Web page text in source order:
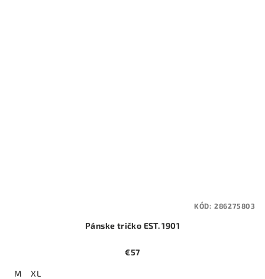
Pánske tričko EST. 1901
€57
M
XL
KÓD: 286275803